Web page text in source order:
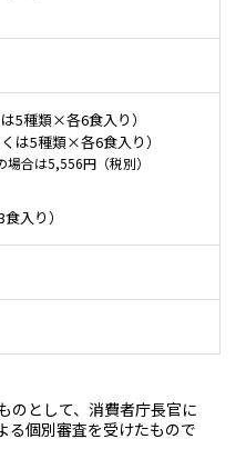
5種類×各6食入り）
は5種類×各6食入り）
合は5,556円（税別）
入り）
のとして、消費者庁長官に
る個別審査を受けたもので